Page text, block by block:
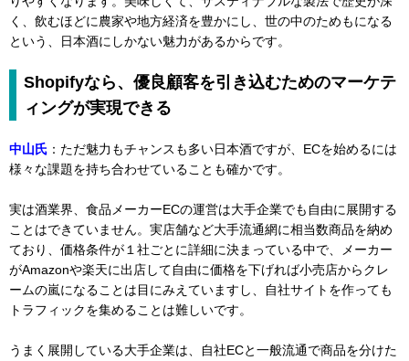
く、飲むほどに農家や地方経済を豊かにし、世の中のためもになる
という、日本酒にしかない魅力があるからです。
Shopifyなら、優良顧客を引き込むためのマーケテ
ィングが実現できる
中山氏 ：ただ魅力もチャンスも多い日本酒ですが、ECを始めるには
様々な課題を持ち合わせていることも確かです。
実は酒業界、食品メーカーECの運営は大手企業でも自由に展開する
ことはできていません。実店舗など大手流通網に相当数商品を納め
ており、価格条件が１社ごとに詳細に決まっている中で、メーカー
がAmazonや楽天に出店して自由に価格を下げれば小売店からクレ
ームの嵐になることは目にみえていますし、自社サイトを作っても
トラフィックを集めることは難しいです。
うまく展開している大手企業は、自社ECと一般流通で商品を分けた